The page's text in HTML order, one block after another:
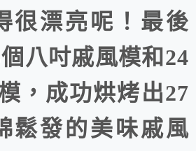
很漂亮呢！最後
八吋戚風模和24
，成功烘烤出27
鬆發的美味戚風